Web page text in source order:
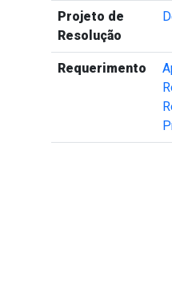
Projeto de
Resolução
Requerimento